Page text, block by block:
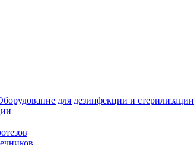
для дезинфекции и стерилизации